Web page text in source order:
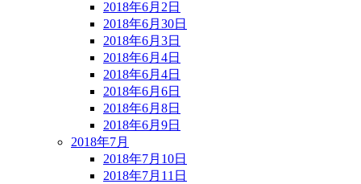
2018年6月2日
2018年6月30日
2018年6月3日
2018年6月4日
2018年6月4日
2018年6月6日
2018年6月8日
2018年6月9日
2018年7月
2018年7月10日
2018年7月11日